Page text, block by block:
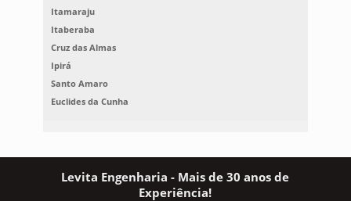
Itamaraju
Itaberaba
Cruz das Almas
Ipirá
Santo Amaro
Euclides da Cunha
Levita Engenharia - Mais de 30 anos de
Experiência!